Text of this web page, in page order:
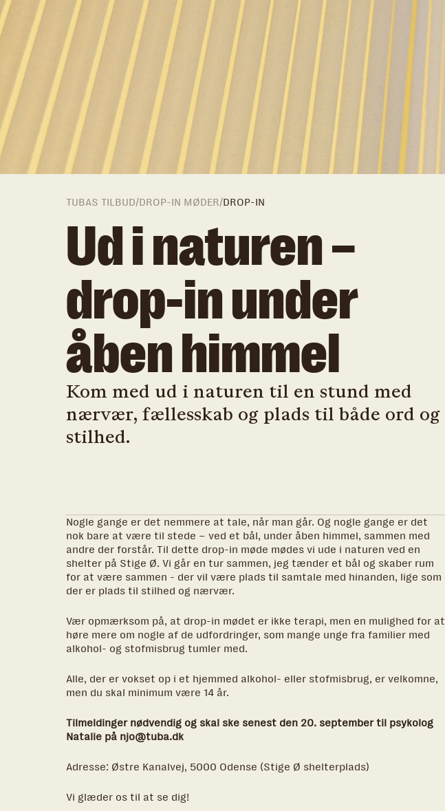
TUBAS TILBUD/DROP-IN MØDER/DROP-IN
Ud i naturen –
drop-in under
åben himmel
Kom med ud i naturen til en stund med
nærvær, fællesskab og plads til både ord og
stilhed.
Nogle gange er det nemmere at tale, når man går. Og nogle gange er det
nok bare at være til stede – ved et bål, under åben himmel, sammen med
andre der forstår. Til dette drop-in møde mødes vi ude i naturen ved en
shelter på Stige Ø. Vi går en tur sammen, jeg tænder et bål og skaber rum
for at være sammen - der vil være plads til samtale med hinanden, lige som
der er plads til stilhed og nærvær.
Vær opmærksom på, at drop-in mødet er ikke terapi, men en mulighed for at
høre mere om nogle af de udfordringer, som mange unge fra familier med
alkohol- og stofmisbrug tumler med.
Alle, der er vokset op i et hjemmed alkohol- eller stofmisbrug, er velkomne,
men du skal minimum være 14 år.
Tilmeldinger nødvendig og skal ske senest den 20. september til psykolog
Natalie på njo@tuba.dk
Adresse: Østre Kanalvej, 5000 Odense (Stige Ø shelterplads)
Vi glæder os til at se dig!